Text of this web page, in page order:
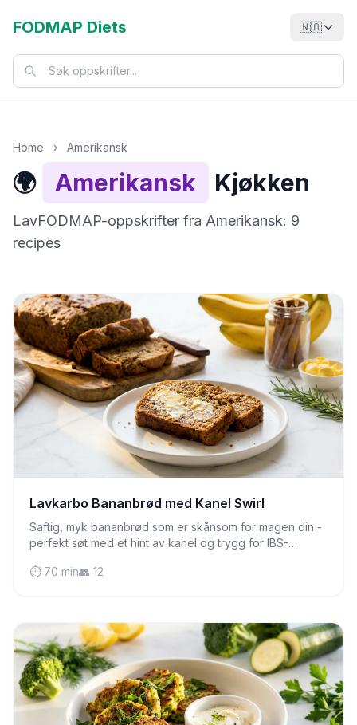
FODMAP Diets 🇳🇴
Home › Amerikansk
🌍 Amerikansk Kjøkken
LavFODMAP-oppskrifter fra Amerikansk: 9
recipes
Lavkarbo Bananbrød med Kanel Swirl
Saftig, myk bananbrød som er skånsom for magen din -
perfekt søt med et hint av kanel og trygg for IBS-
⏱️ 70 min👥 12